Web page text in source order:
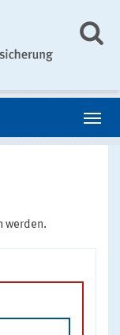
werden.